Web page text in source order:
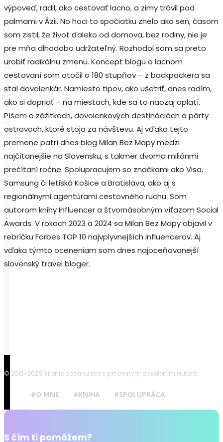
výpoveď, radil, ako cestovať lacno, a zimy trávil pod
palmami v Ázii. No hoci to spočiatku znelo ako sen, časom
som zistil, že život ďaleko od domova, bez rodiny, nie je
pre mňa dlhodobo udržateľný. Rozhodol som sa preto
urobiť radikálnu zmenu. Koncept blogu o lacnom
cestovaní som otočil o 180 stupňov – z backpackera sa
stal dovolenkár. Namiesto tipov, ako ušetriť, dnes radím,
ako si dopriať – na miestach, kde sa to naozaj oplatí.
Píšem o zážitkoch, dovolenkových destináciách a párty
ostrovoch, ktoré stoja za návštevu. Aj vďaka tejto
premene patrí dnes blog Milan Bez Mapy medzi
najčítanejšie na Slovensku, s takmer dvoma miliónmi
prečítaní ročne. Spolupracujem so značkami ako Visa,
Samsung či letiská Košice a Bratislava, ako aj s
regionálnymi agentúrami cestovného ruchu. Som
autorom knihy Influencer a štvornásobným víťazom Social
Awards. V rokoch 2023 a 2024 sa Milan Bez Mapy objavil v
rebríčku Forbes TOP 10 najvplyvnejších influencerov. Aj
vďaka týmto oceneniam som dnes najoceňovanejší
slovenský travel bloger.
© 2013-2025 Šírenie obsahu iba s písomným povolením autora.
#O MNE #KNIHA #SPOLUPRÁCA
S čím ti pomôžem?